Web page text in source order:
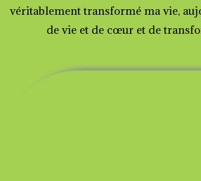
véritablement transformé ma vie,
de vie et de cœur et de